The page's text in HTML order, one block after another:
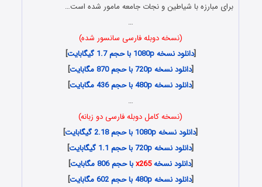
برای مبارزه با شیاطین و نجات جامعه مامور شده است…
…
(نسخه دوبله فارسی سانسور شده)
[دانلود نسخه 1080p با حجم 1.7 گیگابایت
]
[دانلود نسخه 720p با حجم 870 مگابایت
]
[دانلود نسخه 480p با حجم 436 مگابایت
]
…
(نسخه کامل دوبله فارسی دو زبانه)
[دانلود نسخه 1080p با حجم 2.18 گیگابایت
]
[دانلود نسخه 720p با حجم 1.1 گیگابایت
]
[دانلود نسخهx265با حجم 806 مگابایت
]
[دانلود نسخه 480p با حجم 602 مگابایت
]